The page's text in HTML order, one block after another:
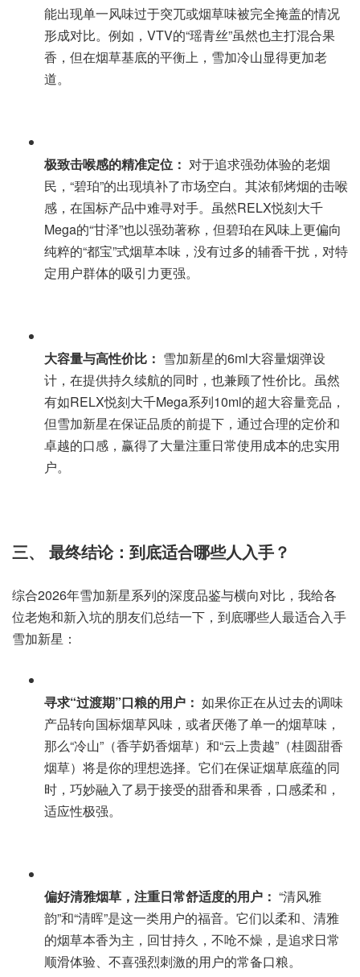
能出现单一风味过于突兀或烟草味被完全掩盖的情况
形成对比。例如，VTV的“瑶青丝”虽然也主打混合果
香，但在烟草基底的平衡上，雪加冷山显得更加老
道。
极致击喉感的精准定位： 对于追求强劲体验的老烟
民，“碧珀”的出现填补了市场空白。其浓郁烤烟的击喉
感，在国标产品中难寻对手。虽然RELX悦刻大千
Mega的“甘泽”也以强劲著称，但碧珀在风味上更偏向
纯粹的“都宝”式烟草本味，没有过多的辅香干扰，对特
定用户群体的吸引力更强。
大容量与高性价比： 雪加新星的6ml大容量烟弹设
计，在提供持久续航的同时，也兼顾了性价比。虽然
有如RELX悦刻大千Mega系列10ml的超大容量竞品，
但雪加新星在保证品质的前提下，通过合理的定价和
卓越的口感，赢得了大量注重日常使用成本的忠实用
户。
三、 最终结论：到底适合哪些人入手？
综合2026年雪加新星系列的深度品鉴与横向对比，我给各
位老炮和新入坑的朋友们总结一下，到底哪些人最适合入手
雪加新星：
寻求“过渡期”口粮的用户： 如果你正在从过去的调味
产品转向国标烟草风味，或者厌倦了单一的烟草味，
那么“冷山”（香芋奶香烟草）和“云上贵越”（桂圆甜香
烟草）将是你的理想选择。它们在保证烟草底蕴的同
时，巧妙融入了易于接受的甜香和果香，口感柔和，
适应性极强。
偏好清雅烟草，注重日常舒适度的用户： “清风雅
韵”和“清晖”是这一类用户的福音。它们以柔和、清雅
的烟草本香为主，回甘持久，不呛不燥，是追求日常
顺滑体验、不喜强烈刺激的用户的常备口粮。